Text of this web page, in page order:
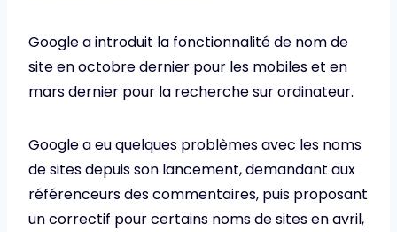
Google a introduit la fonctionnalité de nom de
site en octobre dernier pour les mobiles et en
mars dernier pour la recherche sur ordinateur.
Google a eu quelques problèmes avec les noms
de sites depuis son lancement, demandant aux
référenceurs des commentaires, puis proposant
un correctif pour certains noms de sites en avril,